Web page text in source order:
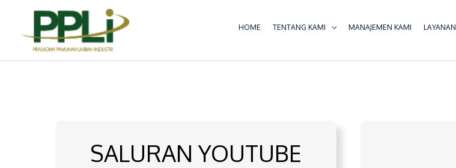
konten
HOME TENTANG KAMI MANAJEMEN KAMI LAYANAN
SALURAN YOUTUBE